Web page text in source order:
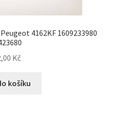
4162KF 1609233980
Kč
košíku